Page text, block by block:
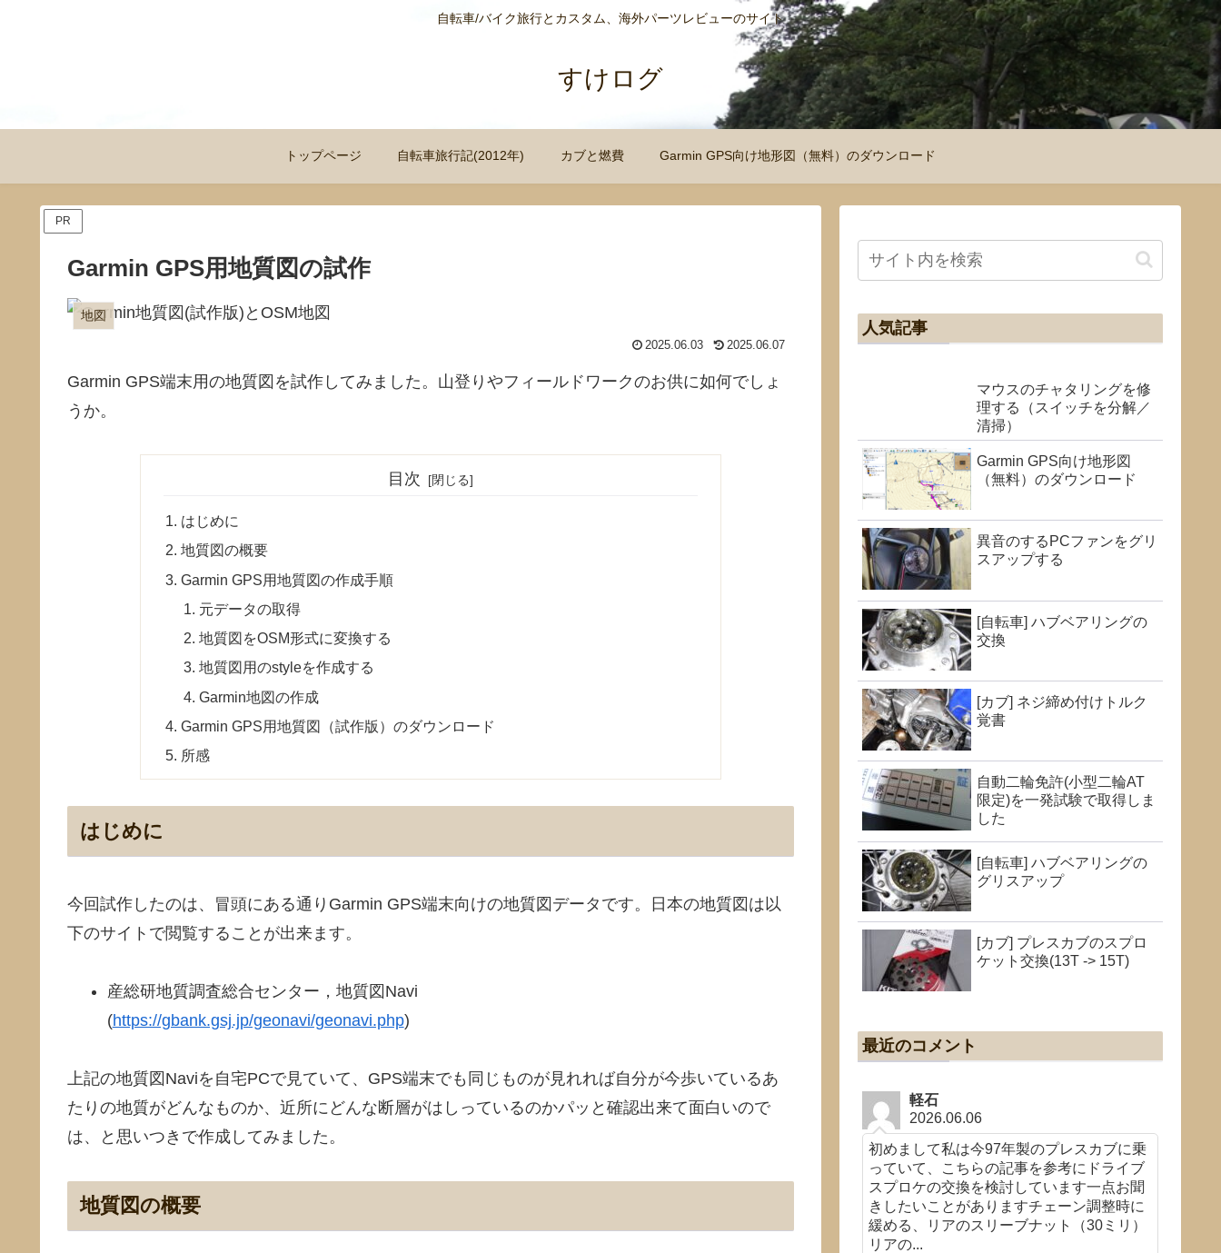
自転車/バイク旅行とカスタム、海外パーツレビューのサイト
すけログ
トップページ 自転車旅行記(2012年) カブと燃費 Garmin GPS向け地形図（無料）のダウンロード
PR
Garmin GPS用地質図の試作
地図
2025.06.03 2025.06.07
Garmin GPS端末用の地質図を試作してみました。山登りやフィールドワークのお供に如何でしょ
うか。
目次
はじめに
地質図の概要
Garmin GPS用地質図の作成手順
元データの取得
地質図をOSM形式に変換する
地質図用のstyleを作成する
Garmin地図の作成
Garmin GPS用地質図（試作版）のダウンロード
所感
はじめに
今回試作したのは、冒頭にある通りGarmin GPS端末向けの地質図データです。日本の地質図は以
下のサイトで閲覧することが出来ます。
産総研地質調査総合センター，地質図Navi
(https://gbank.gsj.jp/geonavi/geonavi.php)
上記の地質図Naviを自宅PCで見ていて、GPS端末でも同じものが見れれば自分が今歩いているあ
たりの地質がどんなものか、近所にどんな断層がはしっているのかパッと確認出来て面白いので
は、と思いつきで作成してみました。
地質図の概要
人気記事
マウスのチャタリングを修
理する（スイッチを分解／
清掃）
Garmin GPS向け地形図
（無料）のダウンロード
異音のするPCファンをグリ
スアップする
[自転車] ハブベアリングの
交換
[カブ] ネジ締め付けトルク
覚書
自動二輪免許(小型二輪AT
限定)を一発試験で取得しま
した
[自転車] ハブベアリングの
グリスアップ
[カブ] プレスカブのスプロ
ケット交換(13T -> 15T)
最近のコメント
軽石
2026.06.06
初めまして私は今97年製のプレスカブに乗
っていて、こちらの記事を参考にドライブ
スプロケの交換を検討しています一点お聞
きしたいことがありますチェーン調整時に
緩める、リアのスリーブナット（30ミリ）
リアの...